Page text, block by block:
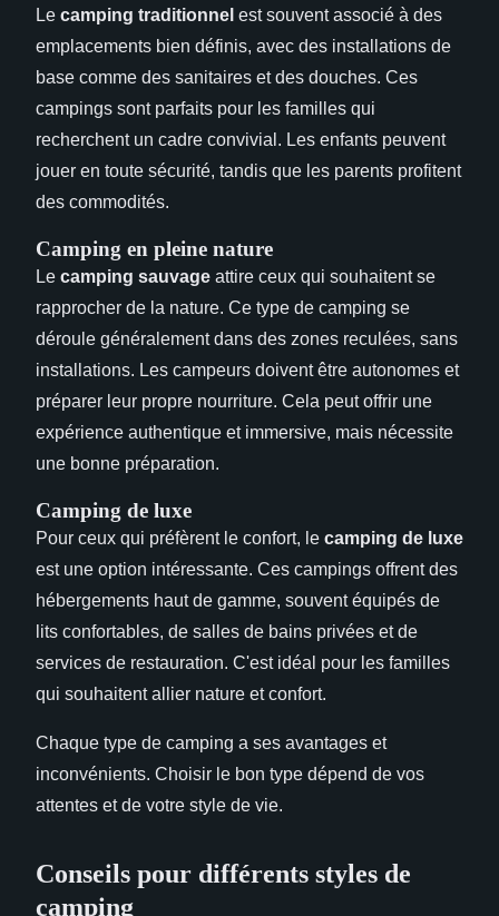
Le camping traditionnel est souvent associé à des
emplacements bien définis, avec des installations de
base comme des sanitaires et des douches. Ces
campings sont parfaits pour les familles qui
recherchent un cadre convivial. Les enfants peuvent
jouer en toute sécurité, tandis que les parents profitent
des commodités.
Camping en pleine nature
Le camping sauvage attire ceux qui souhaitent se
rapprocher de la nature. Ce type de camping se
déroule généralement dans des zones reculées, sans
installations. Les campeurs doivent être autonomes et
préparer leur propre nourriture. Cela peut offrir une
expérience authentique et immersive, mais nécessite
une bonne préparation.
Camping de luxe
Pour ceux qui préfèrent le confort, le camping de luxe
est une option intéressante. Ces campings offrent des
hébergements haut de gamme, souvent équipés de
lits confortables, de salles de bains privées et de
services de restauration. C'est idéal pour les familles
qui souhaitent allier nature et confort.
Chaque type de camping a ses avantages et
inconvénients. Choisir le bon type dépend de vos
attentes et de votre style de vie.
Conseils pour différents styles de
camping